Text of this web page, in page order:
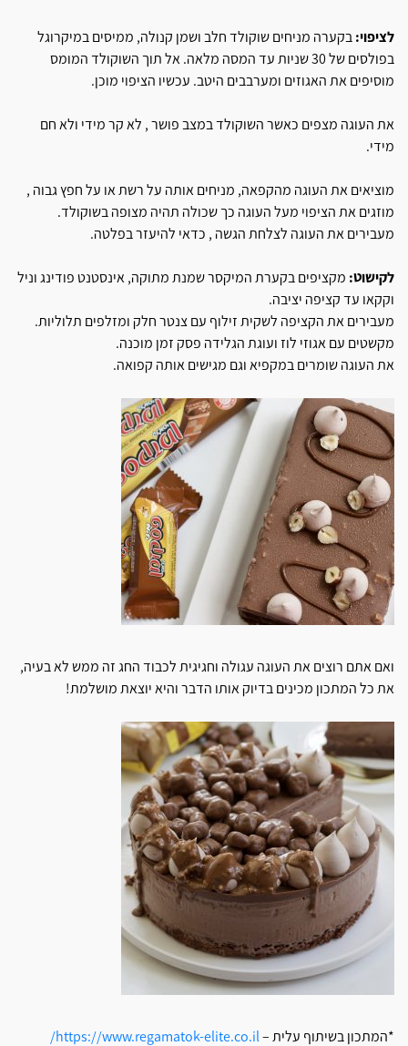
לציפוי: בקערה מניחים שוקולד חלב ושמן קנולה, ממיסים במיקרוגל
בפולסים של 30 שניות עד המסה מלאה. אל תוך השוקולד המומס
מוסיפים את האגוזים ומערבבים היטב. עכשיו הציפוי מוכן.
את העוגה מצפים כאשר השוקולד במצב פושר , לא קר מידי ולא חם
מידי.
מוציאים את העוגה מהקפאה, מניחים אותה על רשת או על חפץ גבוה ,
מוזגים את הציפוי מעל העוגה כך שכולה תהיה מצופה בשוקולד.
מעבירים את העוגה לצלחת הגשה , כדאי להיעזר בפלטה.
לקישוט: מקציפים בקערת המיקסר שמנת מתוקה, אינסטנט פודינג וניל
וקקאו עד קציפה יציבה.
מעבירים את הקציפה לשקית זילוף עם צנטר חלק ומזלפים תלוליות.
מקשטים עם אגוזי לוז ועוגת הגלידה פסק זמן מוכנה.
את העוגה שומרים במקפיא וגם מגישים אותה קפואה.
ואם אתם רוצים את העוגה עגולה וחגיגית לכבוד החג זה ממש לא בעיה,
את כל המתכון מכינים בדיוק אותו הדבר והיא יוצאת מושלמת!
*המתכון בשיתוף עלית –